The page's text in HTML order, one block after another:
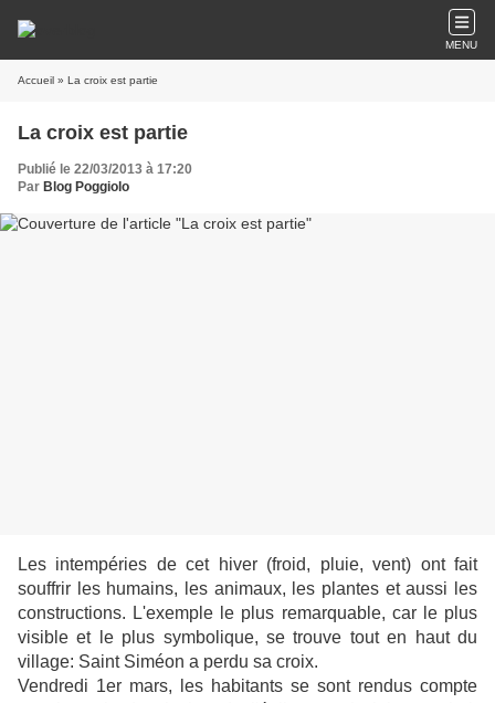
MENU
Accueil » La croix est partie
La croix est partie
Publié le 22/03/2013 à 17:20
Par Blog Poggiolo
Les intempéries de cet hiver (froid, pluie, vent) ont fait
souffrir les humains, les animaux, les plantes et aussi les
constructions. L'exemple le plus remarquable, car le plus
visible et le plus symbolique, se trouve tout en haut du
village: Saint Siméon a perdu sa croix.
Vendredi 1er mars, les habitants se sont rendus compte